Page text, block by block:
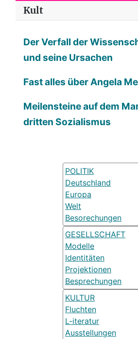
Kult
Der Verfall der
und seine Ursachen
Fast alles über Angela
Meilensteine auf dem
dritten Sozialismus
POLITIK
Deutschland
Europa
Welt
Besorechungen
GESELLSCHAFT
Modelle
Identitäten
Projektionen
Besprechungen
KULTUR
Fluchten
L-iteratur
Ausstellungen